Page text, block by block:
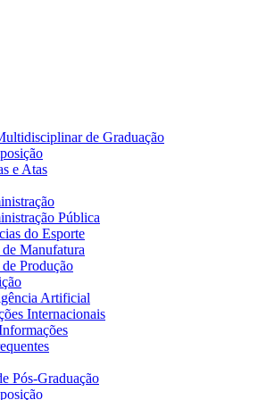
de Graduação
e Atas
Pública
do Esporte
Manufatura
Produção
Artificial
Internacionais
Pós-Graduação